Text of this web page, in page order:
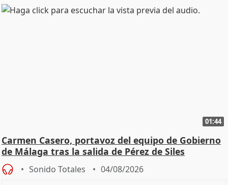
01:44
Carmen Casero, portavoz del equipo de Gobierno
de Málaga tras la salida de Pérez de Siles
Sonido Totales 04/08/2026